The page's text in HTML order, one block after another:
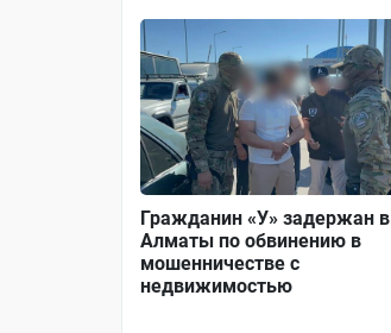
Гражданин «У» задержан в
Алматы по обвинению в
мошенничестве с
недвижимостью